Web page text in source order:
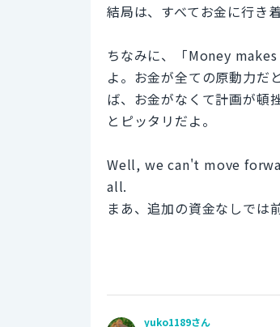
結局は、すべてお金に行き
ちなみに、「Money
よ。お金が全ての原動力だ
ば、お金がなくて計画が頓
とピッタリだよ。
Well, we can't move
all.
まあ、追加の資金なしでは
yuko1189さん